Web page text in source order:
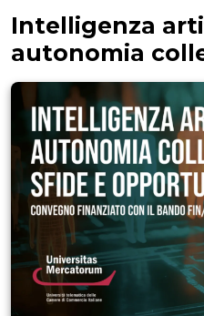
Intelligenza
autonomia